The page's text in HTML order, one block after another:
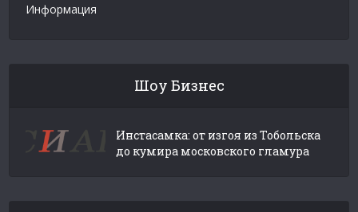
Информация
Шоу Бизнес
Инстасамка: от изгоя из Тобольска
до кумира московского гламура